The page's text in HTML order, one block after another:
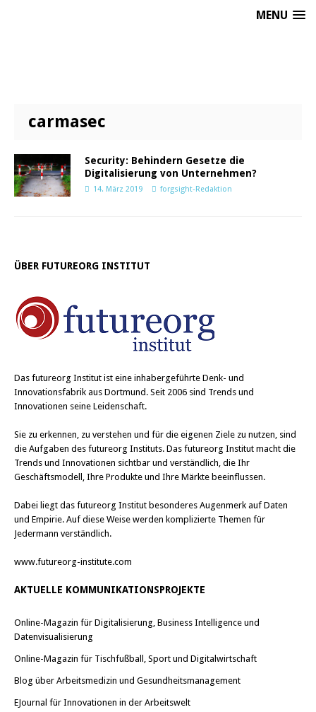
MENU
carmasec
Security: Behindern Gesetze die
Digitalisierung von Unternehmen?
14. März 2019 forgsight-Redaktion
ÜBER FUTUREORG INSTITUT
Das futureorg Institut ist eine inhabergeführte Denk- und
Innovationsfabrik aus Dortmund. Seit 2006 sind Trends und
Innovationen seine Leidenschaft.
Sie zu erkennen, zu verstehen und für die eigenen Ziele zu nutzen, sind
die Aufgaben des futureorg Instituts. Das futureorg Institut macht die
Trends und Innovationen sichtbar und verständlich, die Ihr
Geschäftsmodell, Ihre Produkte und Ihre Märkte beeinflussen.
Dabei liegt das futureorg Institut besonderes Augenmerk auf Daten
und Empirie. Auf diese Weise werden komplizierte Themen für
Jedermann verständlich.
www.futureorg-institute.com
AKTUELLE KOMMUNIKATIONSPROJEKTE
Online-Magazin für Digitalisierung, Business Intelligence und
Datenvisualisierung
Online-Magazin für Tischfußball, Sport und Digitalwirtschaft
Blog über Arbeitsmedizin und Gesundheitsmanagement
EJournal für Innovationen in der Arbeitswelt